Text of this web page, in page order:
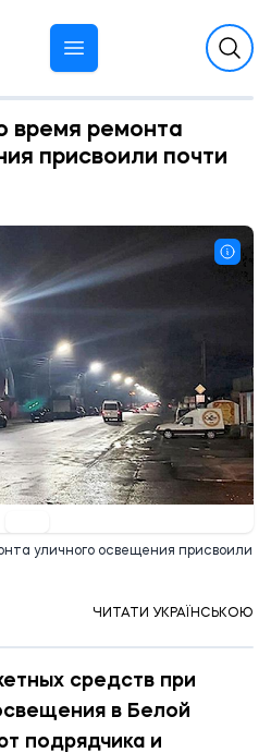
время ремонта
присвоили почти
уличного освещения присвоили
ЧИТАТИ УКРАЇНСЬКОЮ
средств при
в Белой
подрядчика и